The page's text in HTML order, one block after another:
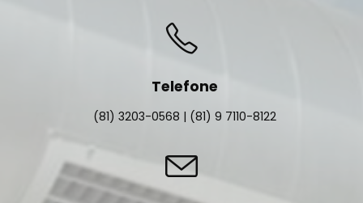
Telefone
(81) 3203-0568 | (81) 9 7110-8122